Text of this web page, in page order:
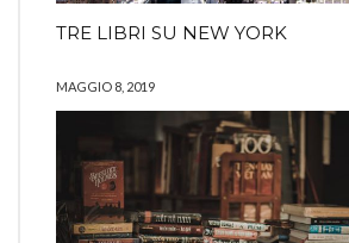
TRE LIBRI SU NEW YORK
MAGGIO 8, 2019